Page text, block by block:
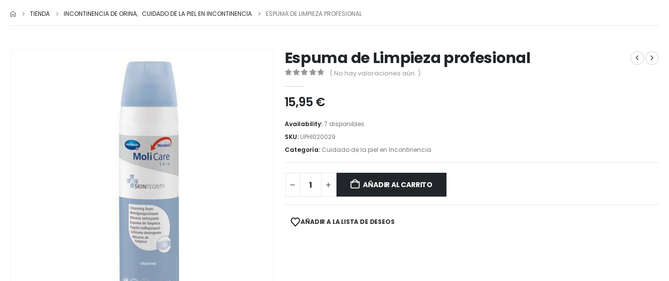
TIENDA INCONTINENCIA DE ORINA, CUIDADO DE LA PIEL EN INCONTINENCIA ESPUMA DE LIMPIEZA PROFESIONAL
Espuma de Limpieza profesional
( No hay valoraciones aún. )
15,95 €
Availability:7 disponibles
SKU: UPHI020029
Categoría: Cuidado de la piel en Incontinencia
AÑADIR AL CARRITO
AÑADIR A LA LISTA DE DESEOS